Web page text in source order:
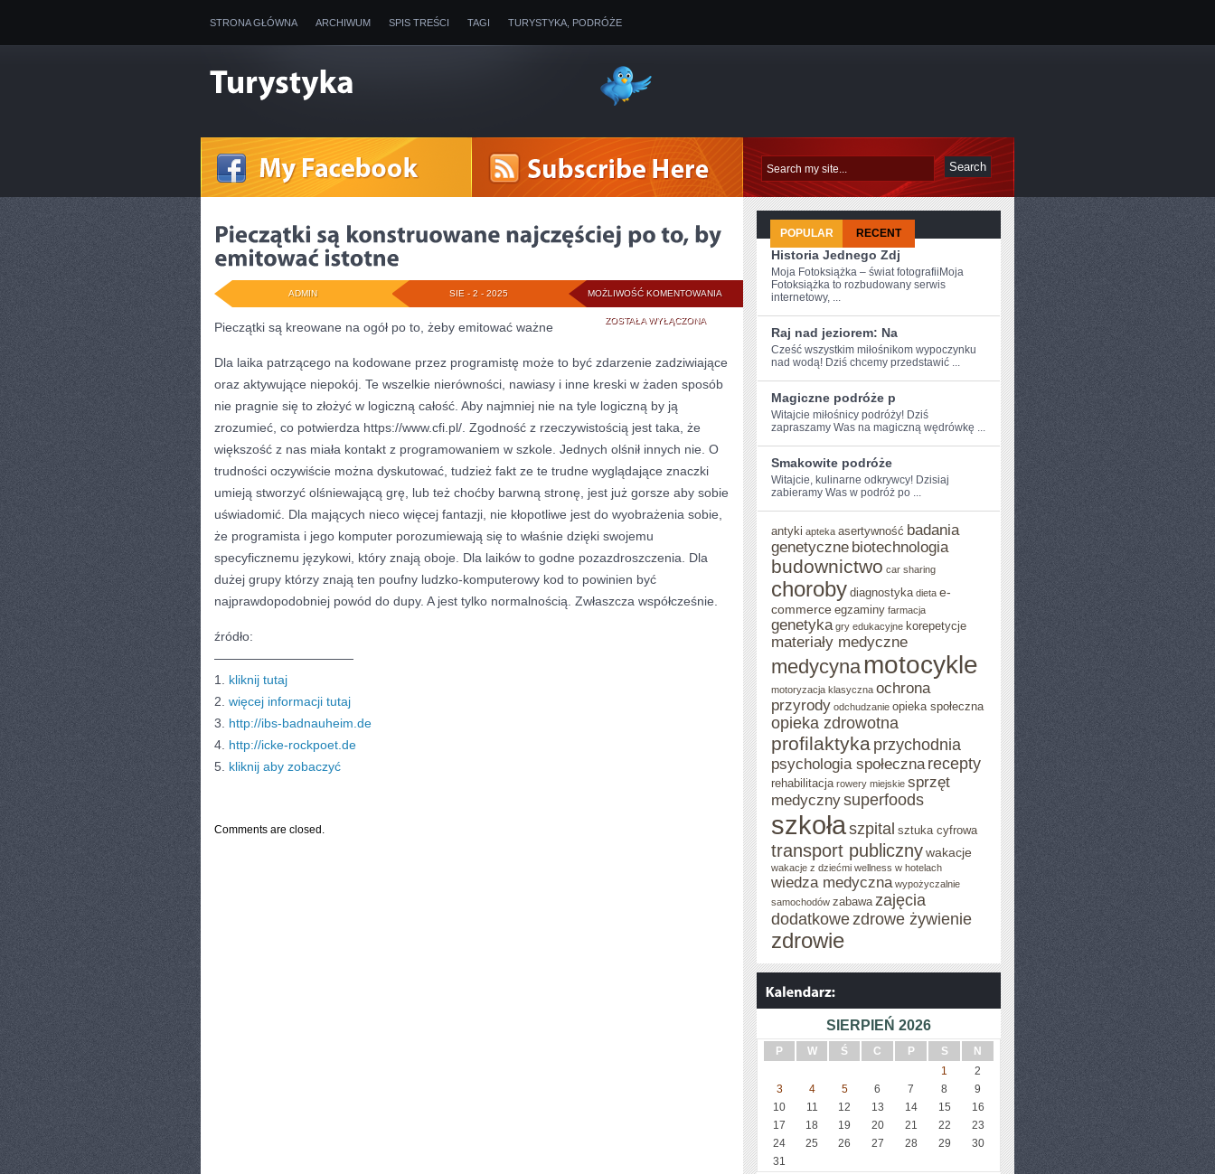
STRONA GŁÓWNA ARCHIWUM SPIS TREŚCI TAGI TURYSTYKA, PODRÓŻE
MOŻLIWOŚĆ KOMENTOWANIA PIECZĄTKI
KONSTRUOWANE
NAJCZĘŚCIEJ
EMITOWAĆ
ISTOTNE
ZOSTAŁA WYŁĄCZONA
SIE - 2 - 2025
ADMIN
Pieczątki są kreowane na ogół po to, żeby emitować ważne
Dla laika patrzącego na kodowane przez programistę może to być zdarzenie zadziwiające
oraz aktywujące niepokój. Te wszelkie nierówności, nawiasy i inne kreski w żaden sposób
nie pragnie się to złożyć w logiczną całość. Aby najmniej nie na tyle logiczną by ją
zrozumieć, co potwierdza https://www.cfi.pl/. Zgodność z rzeczywistością jest taka, że
większość z nas miała kontakt z programowaniem w szkole. Jednych olśnił innych nie. O
trudności oczywiście można dyskutować, tudzież fakt ze te trudne wyglądające znaczki
umieją stworzyć olśniewającą grę, lub też choćby barwną stronę, jest już gorsze aby sobie
uświadomić. Dla mających nieco więcej fantazji, nie kłopotliwe jest do wyobrażenia sobie,
że programista i jego komputer porozumiewają się to właśnie dzięki swojemu
specyficznemu językowi, który znają oboje. Dla laików to godne pozazdroszczenia. Dla
dużej grupy którzy znają ten poufny ludzko-komputerowy kod to powinien być
najprawdopodobniej powód do dupy. A jest tylko normalnością. Zwłaszcza współcześnie.
źródło:
———————————
1. kliknij tutaj
2. więcej informacji tutaj
3. http://ibs-badnauheim.de
4. http://icke-rockpoet.de
5. kliknij aby zobaczyć
Comments are closed.
POPULAR RECENT
Historia Jednego Zdj
Moja Fotoksiążka – świat fotografiiMoja
Fotoksiążka to rozbudowany serwis
internetowy, ...
Raj nad jeziorem: Na
Cześć wszystkim ⁤miłośnikom wypoczynku
nad wodą! Dziś⁣ chcemy przedstawić ...
Magiczne podróże p
Witajcie miłośnicy ​podróży! Dziś
zapraszamy Was na magiczną wędrówkę ...
Smakowite podróże
Witajcie, kulinarne​ odkrywcy! Dzisiaj
zabieramy Was w podróż po ...
antyki apteka asertywność badania
genetyczne biotechnologia
budownictwo car sharing
choroby diagnostyka dieta e-
commerce egzaminy farmacja
genetyka gry edukacyjne korepetycje
materiały medyczne
medycyna motocykle
motoryzacja klasyczna ochrona
przyrody odchudzanie opieka społeczna
opieka zdrowotna
profilaktyka przychodnia
psychologia społeczna recepty
rehabilitacja rowery miejskie sprzęt
medycznysuperfoods
szkołaszpital sztuka cyfrowa
transport publicznywakacje
wakacje z dziećmi wellness w hotelach
wiedza medyczna wypożyczalnie
samochodów zabawa zajęcia
dodatkowezdrowe żywienie
zdrowie
SIERPIEŃ 2026
P W Ś C P S
N
1
2
3
4 5 6 7 8
9
10
11 12 13 14 15
16
17
18 19 20 21 22
23
24
25 26 27 28 29
30
31